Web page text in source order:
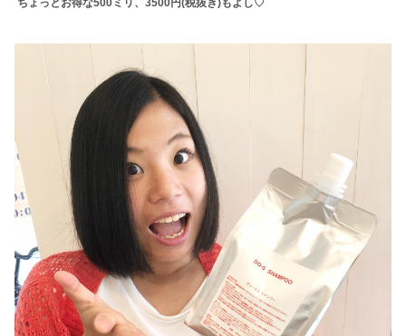
ちょっとお得な500ミリ、3500円(税抜き)もよし♡